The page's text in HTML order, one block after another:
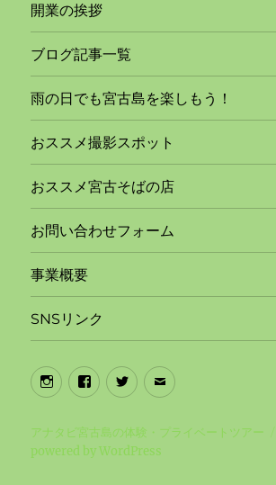
開業の挨拶
ブログ記事一覧
雨の日でも宮古島を楽しもう！
おススメ撮影スポット
おススメ宮古そばの店
お問い合わせフォーム
事業概要
SNSリンク
Instagram
ン
ク
Facebook
Twitter
メ
ル
アナタビ宮古島の体験・プライベートツアー
powered by WordPress